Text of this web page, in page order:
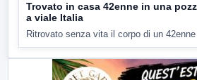
Trovato in casa 42enne in una
a viale Italia
Ritrovato senza vita il corpo di un